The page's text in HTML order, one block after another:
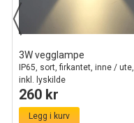
3W vegglampe
IP65, sort, firkantet, inne / ute,
inkl. lyskilde
260 kr
Legg i kurv